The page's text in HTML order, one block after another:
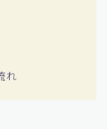
れ